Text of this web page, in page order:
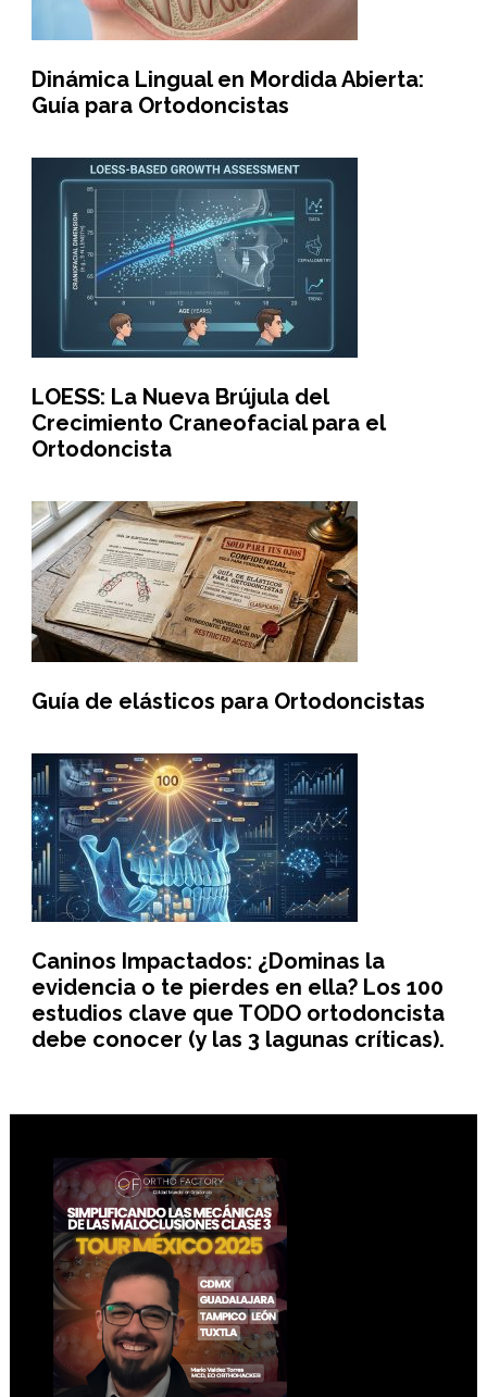
Dinámica Lingual en Mordida Abierta:
Guía para Ortodoncistas
LOESS: La Nueva Brújula del
Crecimiento Craneofacial para el
Ortodoncista
Guía de elásticos para Ortodoncistas
Caninos Impactados: ¿Dominas la
evidencia o te pierdes en ella? Los 100
estudios clave que TODO ortodoncista
debe conocer (y las 3 lagunas críticas).
Footer